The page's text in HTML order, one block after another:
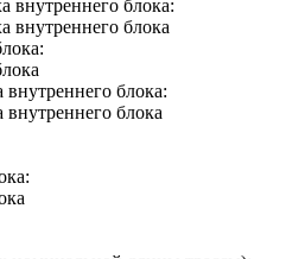
внутреннего блока:
внутреннего блока
блока:
блока